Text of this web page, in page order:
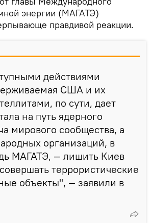
энергии (МАГАТЭ)
правдивой реакции.
действиями
США и их
по сути, дает
на путь ядерного
мирового сообщества, а
организаций, в
МАГАТЭ, — лишить Киев
террористические
объекты", — заявили в